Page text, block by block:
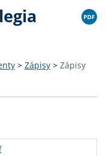
> Zápisy > Zápisy